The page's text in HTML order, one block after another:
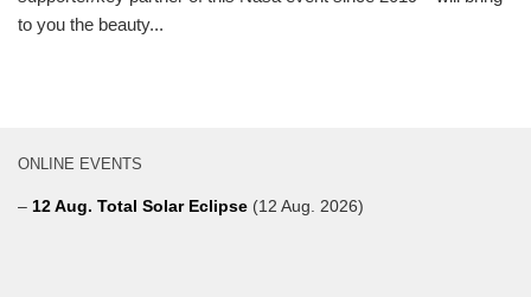
to you the beauty...
ONLINE EVENTS
– 12 Aug. Total Solar Eclipse (12 Aug. 2026)